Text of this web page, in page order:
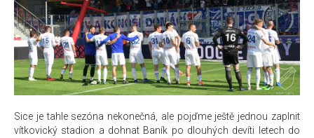
Sice je tahle sezóna nekonečná, ale pojďme ještě jednou zaplnit
vítkovický stadion a dohnat Baník po dlouhých devíti letech do